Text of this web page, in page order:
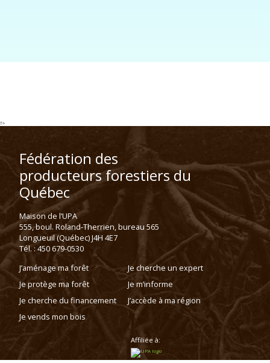
?>
Fédération des
producteurs forestiers du
Québec
Maison de l’UPA
555, boul. Roland-Therrien, bureau 565
Longueuil (Québec) J4H 4E7
Tél. : 450 679-0530
J’aménage ma forêt
Je protège ma forêt
Je cherche du financement
Je vends mon bois
Je cherche un expert
Je m’informe
J’accède à ma région
Affiliée à: